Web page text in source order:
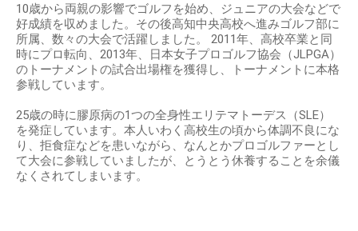
10歳から両親の影響でゴルフを始め、ジュニアの大会などで
好成績を収めました。その後高知中央高校へ進みゴルフ部に
所属、数々の大会で活躍しました。 2011年、高校卒業と同
時にプロ転向、2013年、日本女子プロゴルフ協会（JLPGA）
のトーナメントの試合出場権を獲得し、トーナメントに本格
参戦しています。
25歳の時に膠原病の1つの全身性エリテマトーデス（SLE）
を発症しています。本人いわく高校生の頃から体調不良にな
り、拒食症などを患いながら、なんとかプロゴルファーとし
て大会に参戦していましたが、とうとう休養することを余儀
なくされてしまいます。